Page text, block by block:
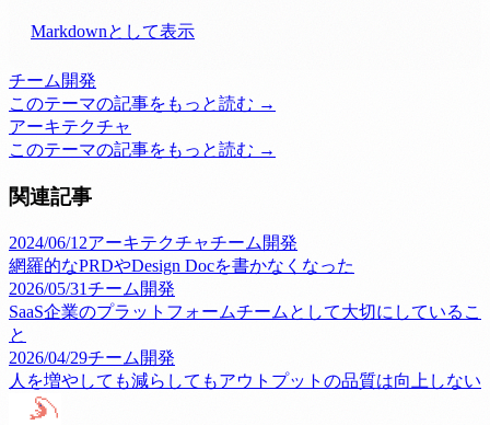
Markdownとして表示
チーム開発
このテーマの記事をもっと読む →
アーキテクチャ
このテーマの記事をもっと読む →
関連記事
2024/06/12アーキテクチャチーム開発
網羅的なPRDやDesign Docを書かなくなった
2026/05/31チーム開発
SaaS企業のプラットフォームチームとして大切にしているこ
と
2026/04/29チーム開発
人を増やしても減らしてもアウトプットの品質は向上しない